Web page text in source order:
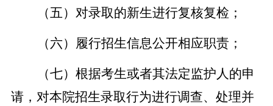
（五）对录取的新生进行复核复检；
（六）履行招生信息公开相应职责；
（七）根据考生或者其法定监护人的申
请，对本院招生录取行为进行调查、处理并